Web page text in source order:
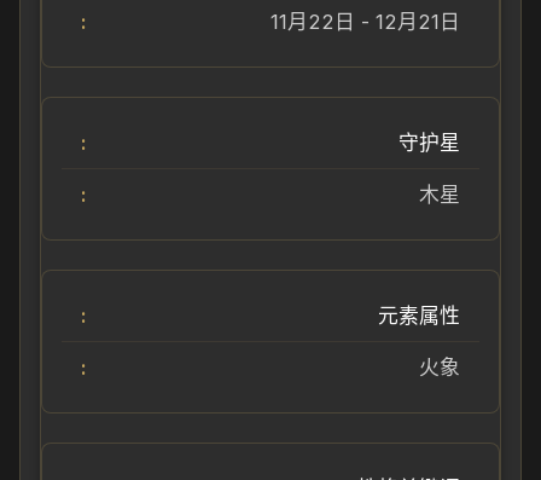
11月22日 - 12月21日
守护星
木星
元素属性
火象